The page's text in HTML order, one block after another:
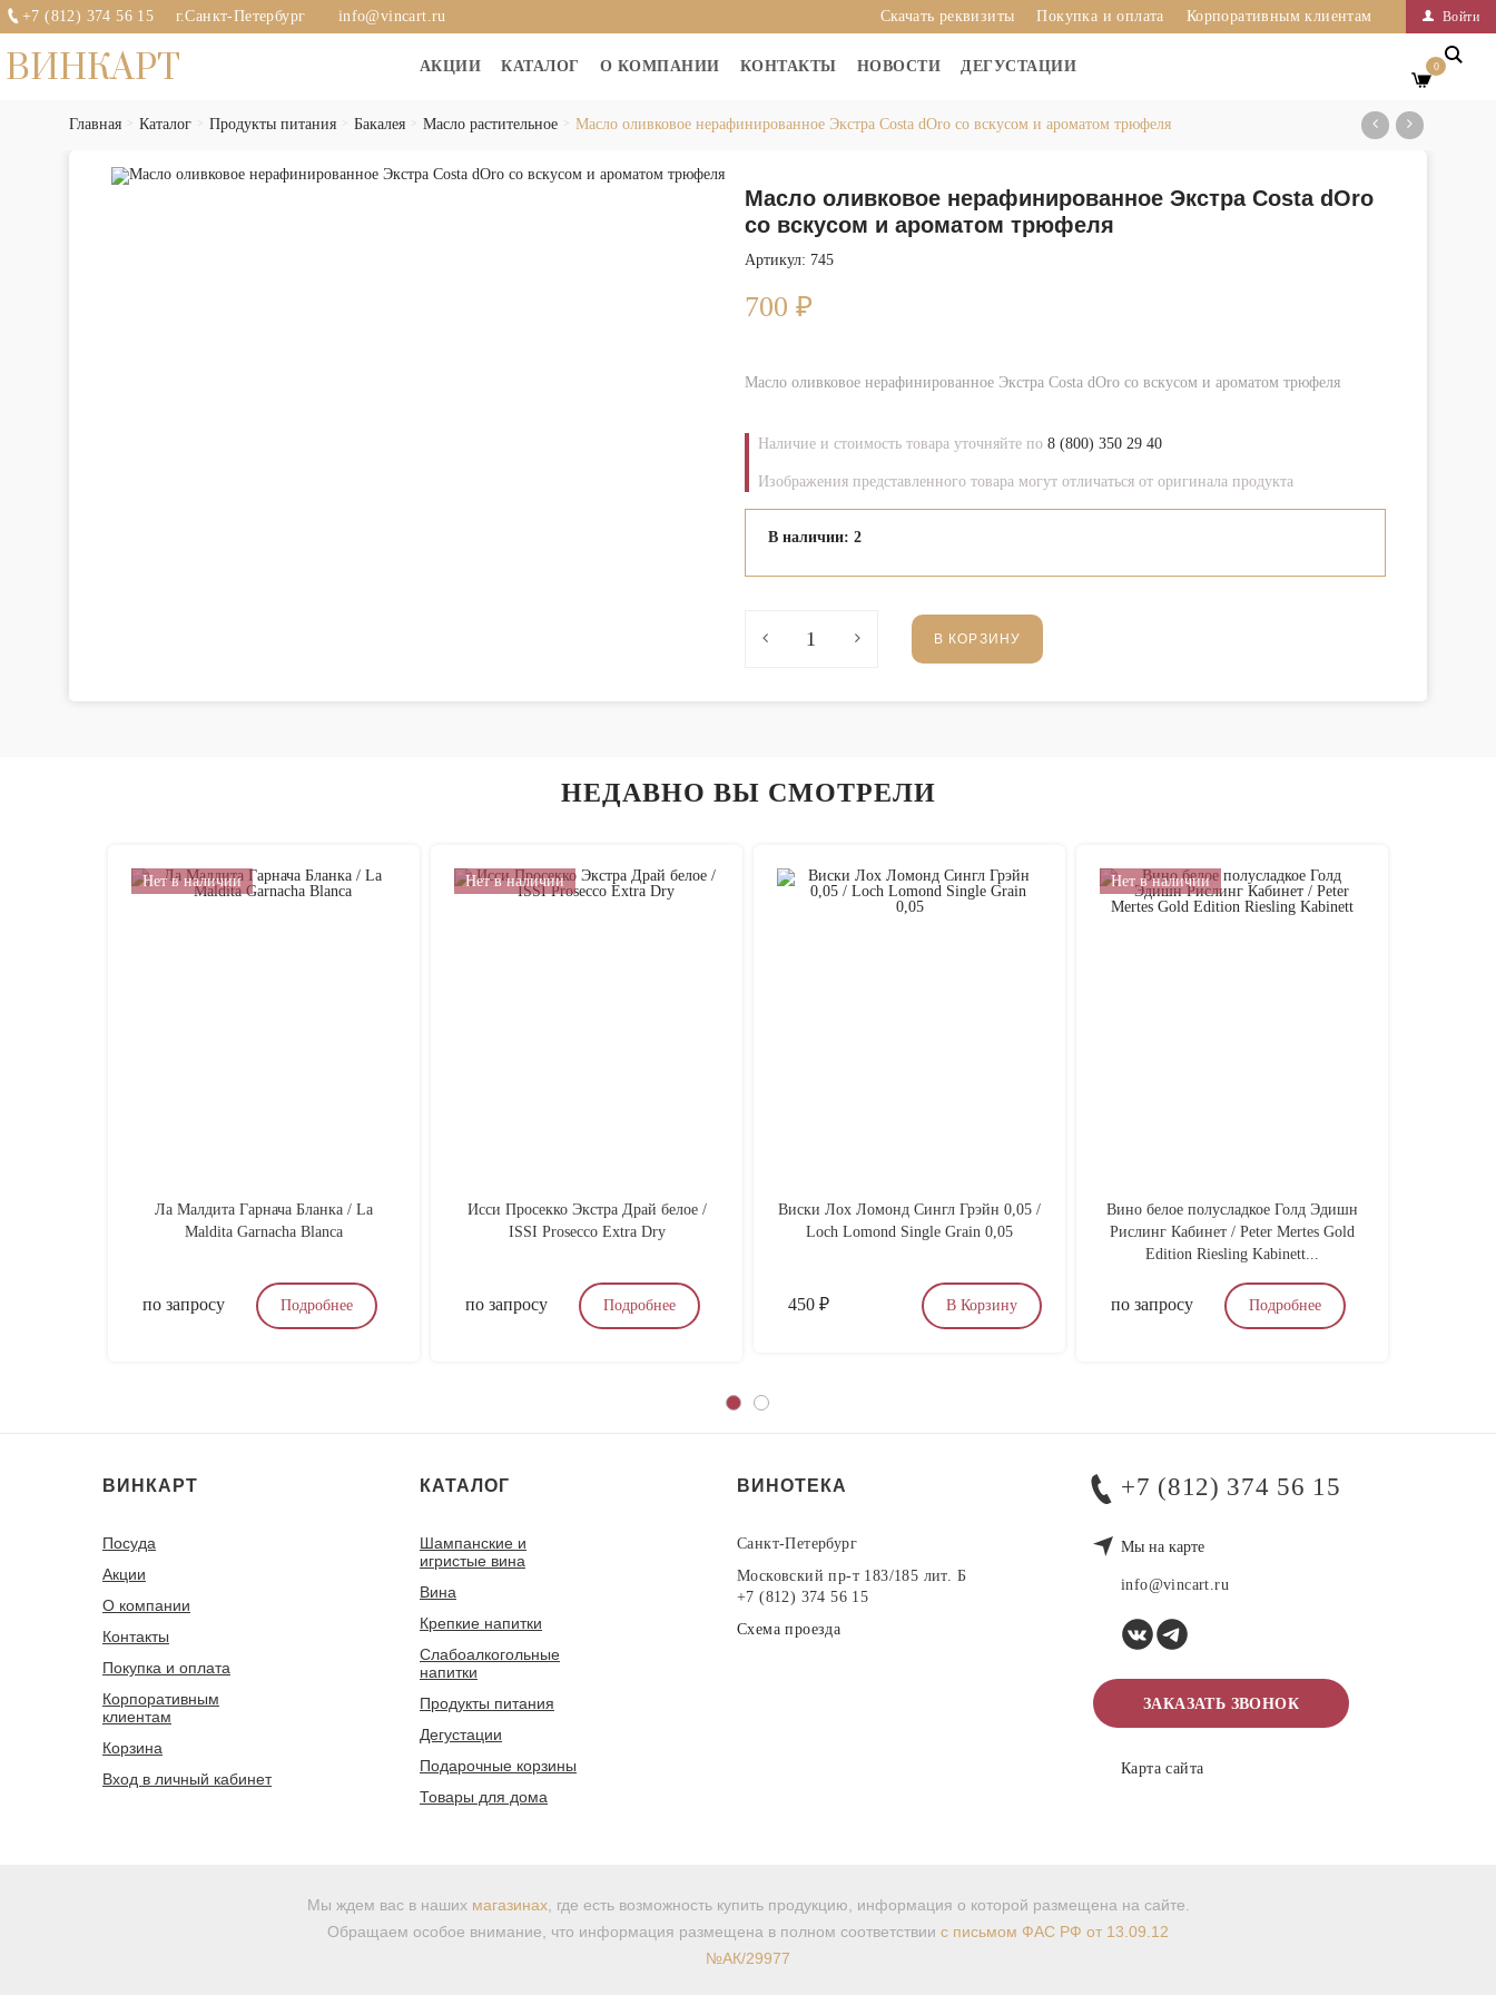
+7 (812) 374 56 15 г.Санкт-Петербург info@vincart.ru Войти
Скачать реквизиты Покупка и оплата Корпоративным клиентам
ВИНКАРТ АКЦИИ КАТАЛОГ О КОМПАНИИ КОНТАКТЫ НОВОСТИ ДЕГУСТАЦИИ 0
Главная Каталог Продукты питания Бакалея Масло растительное Масло оливковое нерафинированное Экстра Costa dOro со вскусом и ароматом трюфеля
Масло оливковое нерафинированное Экстра Costa dOro
со вскусом и ароматом трюфеля
Артикул: 745
700 ₽
Масло оливковое нерафинированное Экстра Costa dOro со вскусом и ароматом трюфеля
Наличие и стоимость товара уточняйте по 8 (800) 350 29 40
Изображения представленного товара могут отличаться от оригинала продукта
В наличии: 2
В КОРЗИНУ
НЕДАВНО ВЫ СМОТРЕЛИ
Нет в наличии
Ла Малдита Гарнача Бланка / La
Maldita Garnacha Blanca
по запросу Подробнее
Нет в наличии
Исси Просекко Экстра Драй белое /
ISSI Prosecco Extra Dry
по запросу Подробнее
Виски Лох Ломонд Сингл Грэйн 0,05 /
Loch Lomond Single Grain 0,05
450 ₽ В Корзину
Нет в наличии
Вино белое полусладкое Голд Эдишн
Рислинг Кабинет / Peter Mertes Gold
Edition Riesling Kabinett...
по запросу Подробнее
ВИНКАРТ
Посуда
Акции
О компании
Контакты
Покупка и оплата
Корпоративным
клиентам
Корзина
Вход в личный кабинет
КАТАЛОГ
Шампанские и
игристые вина
Вина
Крепкие напитки
Слабоалкогольные
напитки
Продукты питания
Дегустации
Подарочные корзины
Товары для дома
ВИНОТЕКА
Санкт-Петербург
Московский пр-т 183/185 лит. Б
+7 (812) 374 56 15
Схема проезда
+7 (812) 374 56 15
Мы на карте
info@vincart.ru
ЗАКАЗАТЬ ЗВОНОК
Карта сайта
Мы ждем вас в наших магазинах, где есть возможность купить продукцию, информация о которой размещена на сайте.
Обращаем особое внимание, что информация размещена в полном соответствии с письмом ФАС РФ от 13.09.12
№АК/29977